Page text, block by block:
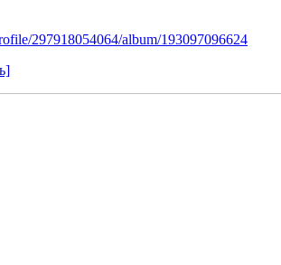
297918054064/album/193097096624